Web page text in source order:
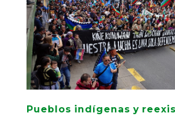
Pueblos indígenas y